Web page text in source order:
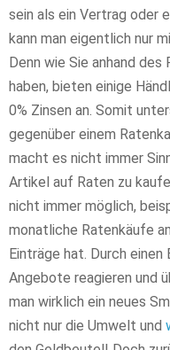
sein als ein Vertrag oder
kann man eigentlich nur
Denn wie Sie anhand
haben, bieten einige
0% Zinsen an. Somit
gegenüber einem
macht es nicht immer
Artikel auf Raten zu
nicht immer möglich,
monatliche Ratenkäufe
Einträge hat. Durch einen
Angebote reagieren und
man wirklich ein neues
nicht nur die Umwelt und